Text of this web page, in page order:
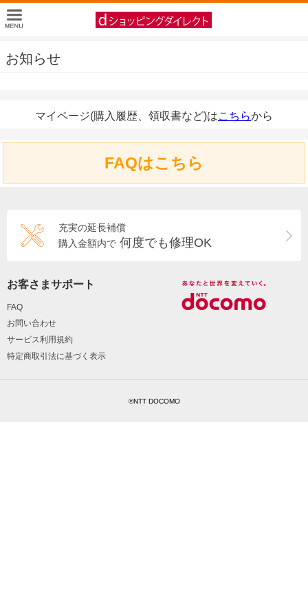
お知らせ
マイページ(購入履歴、領収書など)はこちらから
FAQはこちら
充実の延長補償
購入金額内で 何度でも修理OK
お客さまサポート
FAQ
お問い合わせ
サービス利用規約
特定商取引法に基づく表示
©NTT DOCOMO